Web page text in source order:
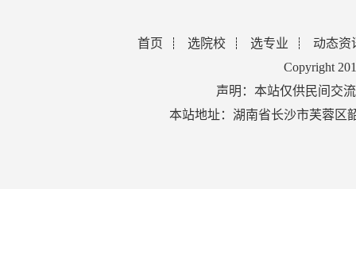
首页 选院校 选专业
动态资
Copyright
声明：本站仅供民间交
本站地址：湖南省长沙市芙蓉区